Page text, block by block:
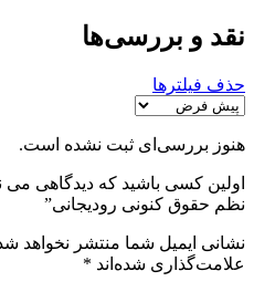
نقد و بررسی‌ها
حذف فیلترها
هنوز بررسی‌ای ثبت نشده است.
اولین کسی باشید که دیدگاهی می
نظم حقوق کنونی رودیجانی”
نشانی ایمیل شما منتشر نخواهد
علامت‌گذاری شده‌اند *